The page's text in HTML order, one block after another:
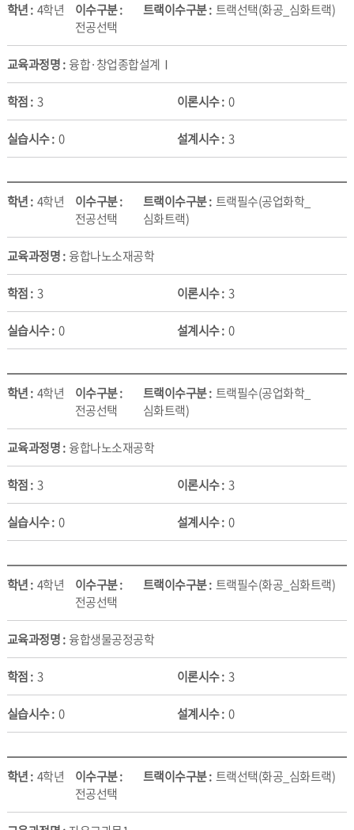
4학년
전공선택
트랙선택(화공_심화트랙)
융합·창업종합설계Ⅰ
3 0
0 3
4학년
전공선택
트랙필수(공업화학_
심화트랙)
융합나노소재공학
3 3
0 0
4학년
전공선택
트랙필수(공업화학_
심화트랙)
융합나노소재공학
3 3
0 0
4학년
전공선택
트랙필수(화공_심화트랙)
융합생물공정공학
3 3
0 0
4학년
전공선택
트랙선택(화공_심화트랙)